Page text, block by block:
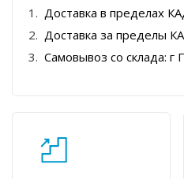
Доставка в пределах
Доставка за пределы
Самовывоз со склада: г